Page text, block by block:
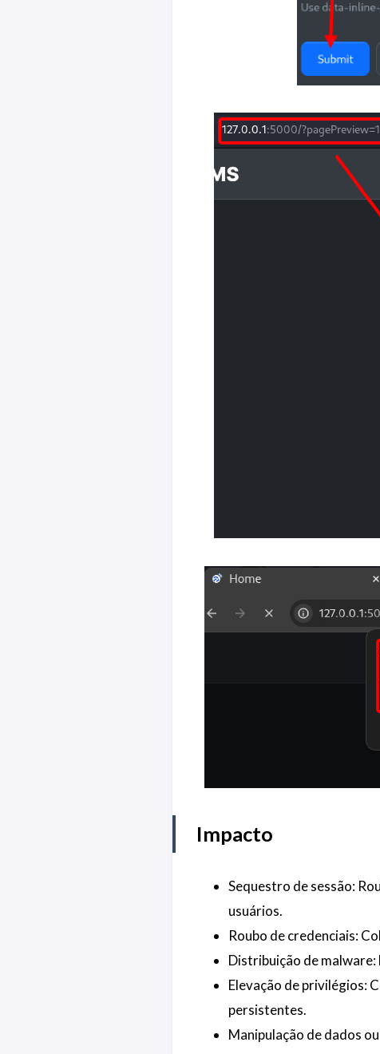
Impacto
Sequestro de sessão:
usuários.
Roubo de credenciais:
Distribuição de malware:
Elevação de privilégios:
persistentes.
Manipulação de dados